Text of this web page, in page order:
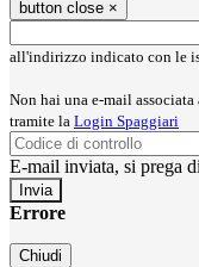
button close ×
all'indirizzo indicato con le
Non hai una e-mail
tramite la Login Spaggiari
E-mail inviata, si prega
Errore
Chiudi